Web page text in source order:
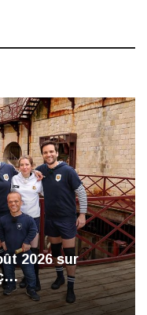
2026 sur